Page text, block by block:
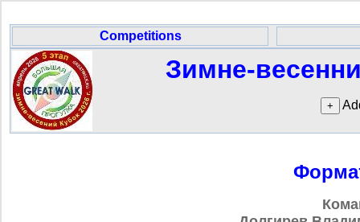
Competitions
Зимне-